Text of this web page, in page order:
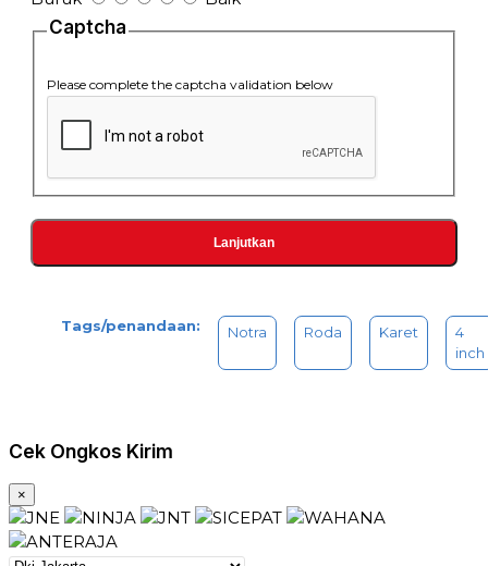
Captcha
Please complete the captcha validation below
Lanjutkan
Tags/penandaan: Notra Roda Karet
4
inch
Cek Ongkos Kirim
×